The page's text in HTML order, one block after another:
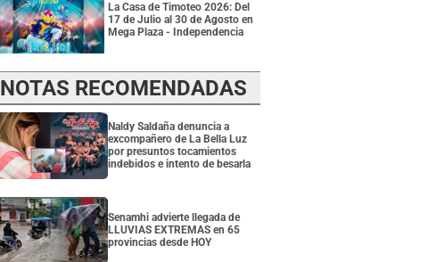
La Casa de Timoteo 2026: Del
17 de Julio al 30 de Agosto en
Mega Plaza - Independencia
NOTAS RECOMENDADAS
Naldy Saldaña denuncia a
excompañero de La Bella Luz
por presuntos tocamientos
indebidos e intento de besarla
Senamhi advierte llegada de
LLUVIAS EXTREMAS en 65
provincias desde HOY